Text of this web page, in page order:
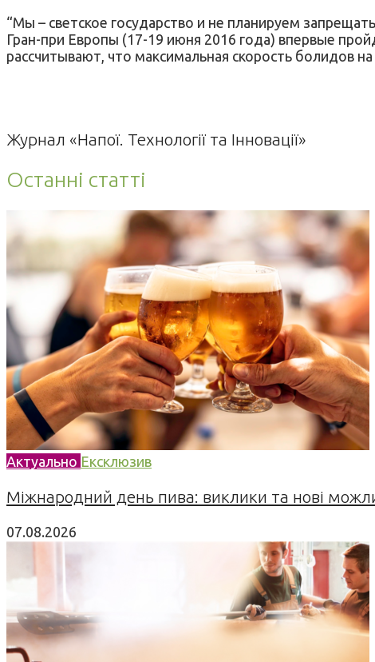
“Мы – светское государство и не планируем
Гран-при Европы (17-19 июня 2016 года) впервые
рассчитывают, что максимальная скорость болидов
Журнал «Напої. Технології та Інновації»
Останні статті
Актуально Ексклюзив
Міжнародний день пива: виклики та нові
07.08.2026